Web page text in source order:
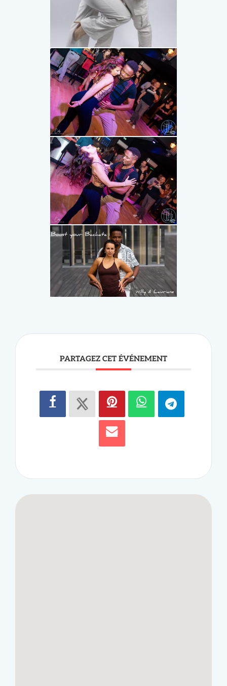
PARTAGEZ CET ÉVÉNEMENT